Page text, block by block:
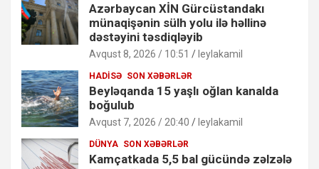
Azərbaycan XİN Gürcüstandakı
münaqişənin sülh yolu ilə həllinə
dəstəyini təsdiqləyib
Avqust 8, 2026 / 10:51 leylakamil
HADISƏ SON XƏBƏRLƏR
Beyləqanda 15 yaşlı oğlan kanalda
boğulub
Avqust 7, 2026 / 20:40 leylakamil
DÜNYA SON XƏBƏRLƏR
Kamçatkada 5,5 bal gücündə zəlzələ